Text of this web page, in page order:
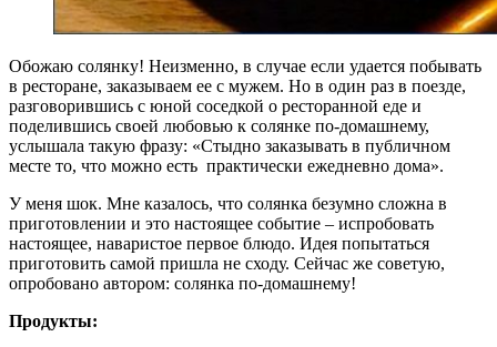
Обожаю солянку! Неизменно, в случае если удается побывать
в ресторане, заказываем ее с мужем. Но в один раз в поезде,
разговорившись с юной соседкой о ресторанной еде и
поделившись своей любовью к солянке по-домашнему,
услышала такую фразу: «Стыдно заказывать в публичном
месте то, что можно есть практически ежедневно дома».
У меня шок. Мне казалось, что солянка безумно сложна в
приготовлении и это настоящее событие – испробовать
настоящее, наваристое первое блюдо. Идея попытаться
приготовить самой пришла не сходу. Сейчас же советую,
опробовано автором: солянка по-домашнему!
Продукты: